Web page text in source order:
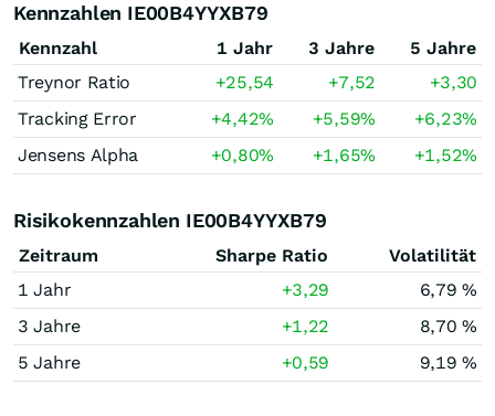
Kennzahlen IE00B4YYXB79
Kennzahl 1 Jahr 3 Jahre
5 Jahre
Treynor Ratio
+25,54 +7,52
+3,30
Tracking Error
+4,42% +5,59% +6,23%
Jensens Alpha
+0,80% +1,65% +1,52%
Risikokennzahlen IE00B4YYXB79
Zeitraum Sharpe Ratio
Volatilität
1 Jahr
+3,29
6,79 %
3 Jahre
+1,22
8,70 %
5 Jahre
+0,59 9,19 %